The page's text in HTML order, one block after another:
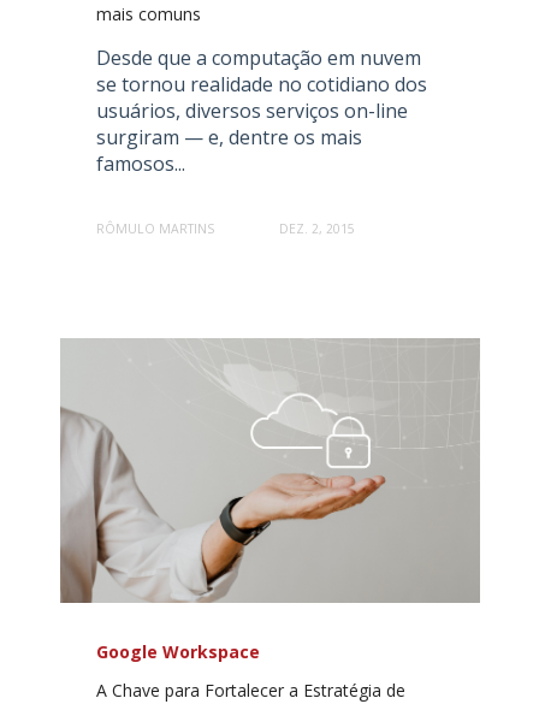
mais comuns
Desde que a computação em nuvem
se tornou realidade no cotidiano dos
usuários, diversos serviços on-line
surgiram — e, dentre os mais
famosos...
RÔMULO MARTINS DEZ. 2, 2015
Google Workspace
A Chave para Fortalecer a Estratégia de